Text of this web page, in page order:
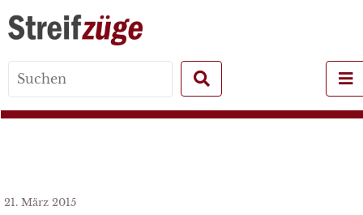
for:
21. März 2015